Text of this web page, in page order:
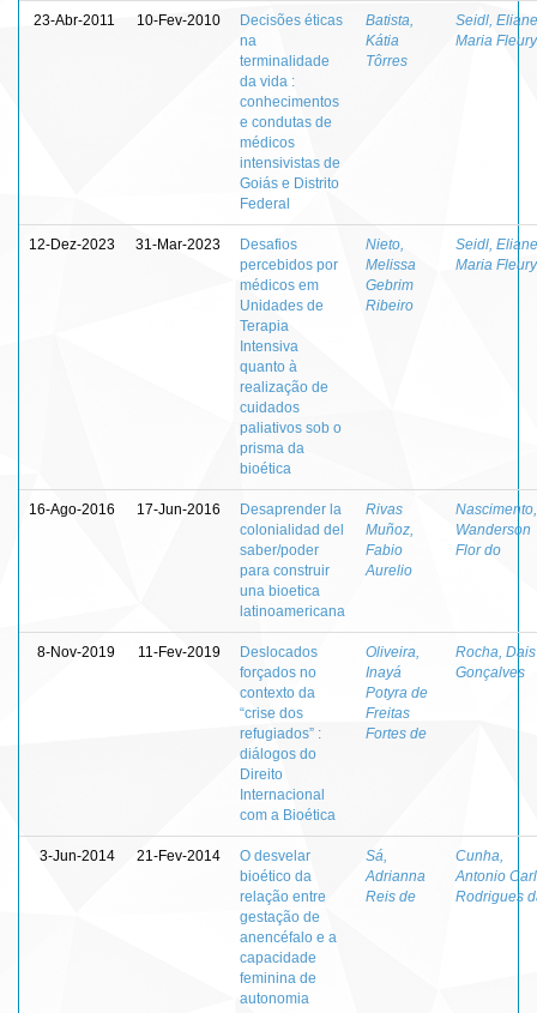
23-Abr-2011 10-Fev-2010
Decisões éticas
na
terminalidade
da vida :
conhecimentos
e condutas de
médicos
intensivistas de
Goiás e Distrito
Federal
Batista,
Kátia
Tôrres
Seidl, Eliane
Maria Fleury
12-Dez-2023 31-Mar-2023
Desafios
percebidos por
médicos em
Unidades de
Terapia
Intensiva
quanto à
realização de
cuidados
paliativos sob o
prisma da
bioética
Nieto,
Melissa
Gebrim
Ribeiro
Seidl, Eliane
Maria Fleury
16-Ago-2016 17-Jun-2016
Desaprender la
colonialidad del
saber/poder
para construir
una bioetica
latinoamericana
Rivas
Muñoz,
Fabio
Aurelio
Nascimento,
Wanderson
Flor do
8-Nov-2019 11-Fev-2019
Deslocados
forçados no
contexto da
“crise dos
refugiados” :
diálogos do
Direito
Internacional
com a Bioética
Oliveira,
Inayá
Potyra de
Freitas
Fortes de
Rocha, Dais
Gonçalves
3-Jun-2014 21-Fev-2014
O desvelar
bioético da
relação entre
gestação de
anencéfalo e a
capacidade
feminina de
autonomia
Sá,
Adrianna
Reis de
Cunha,
Antonio
Rodrigues